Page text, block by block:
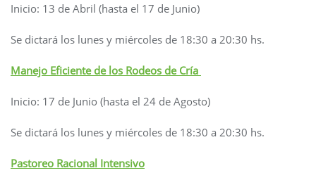
Inicio: 13 de Abril (hasta el 17 de Junio)
Se dictará los lunes y miércoles de 18:30 a 20:30 hs.
Manejo Eficiente de los Rodeos de Cría
Inicio: 17 de Junio (hasta el 24 de Agosto)
Se dictará los lunes y miércoles de 18:30 a 20:30 hs.
Pastoreo Racional Intensivo